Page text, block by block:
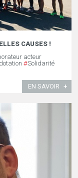
CAUSES !
acteur
#Solidarité
EN SAVOIR